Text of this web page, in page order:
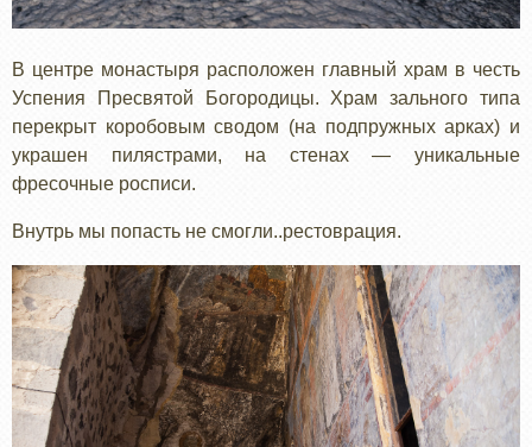
В центре монастыря расположен главный храм в честь
Успения Пресвятой Богородицы. Храм зального типа
перекрыт коробовым сводом (на подпружных арках) и
украшен пилястрами, на стенах — уникальные
фресочные росписи.
Внутрь мы попасть не смогли..рестоврация.